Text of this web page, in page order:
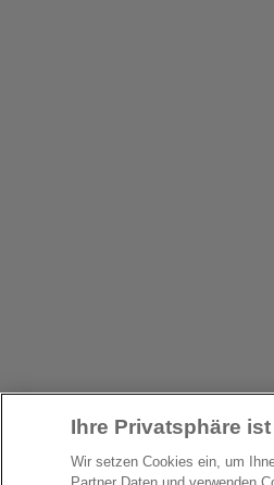
Ihre Privatsphäre
Wir setzen Cookies ein, um